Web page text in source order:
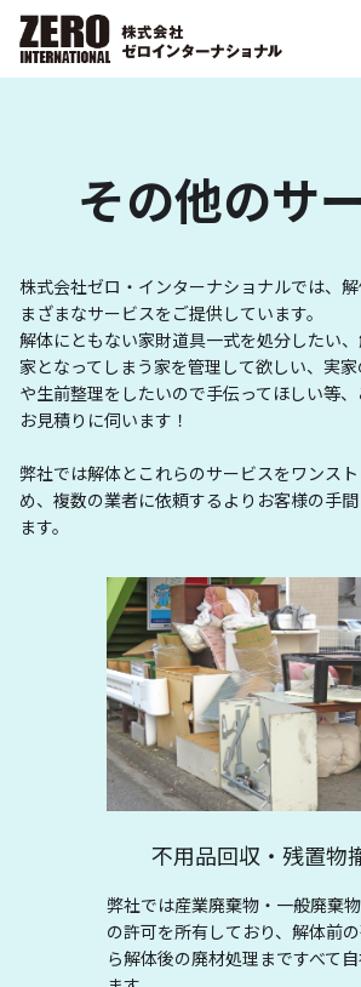
その他のサ
株式会社ゼロ・インターナショナルでは、
まざまなサービスをご提供しています。
解体にともない家財道具一式を処分したい
家となってしまう家を管理して欲しい、実
や生前整理をしたいので手伝ってほしい等
お見積りに伺います！
弊社では解体とこれらのサービスをワンス
め、複数の業者に依頼するよりお客様の手
ます。
不用品回収・残置物
弊社では産業廃棄物・一般廃棄
の許可を所有しており、解体前
ら解体後の廃材処理まですべて